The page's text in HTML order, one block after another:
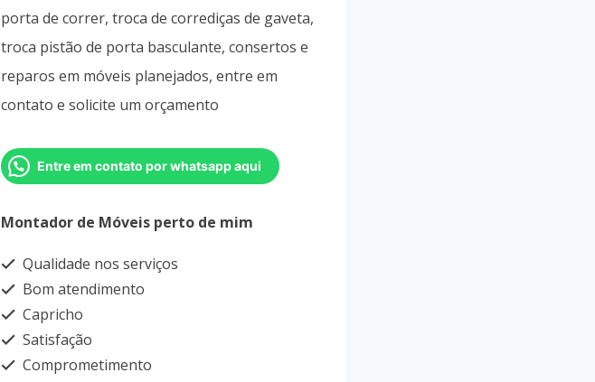
porta de correr, troca de corrediças de gaveta,
troca pistão de porta basculante, consertos e
reparos em móveis planejados, entre em
contato e solicite um orçamento
Entre em contato por whatsapp aqui
Montador de Móveis perto de mim
Qualidade nos serviços
Bom atendimento
Capricho
Satisfação
Comprometimento